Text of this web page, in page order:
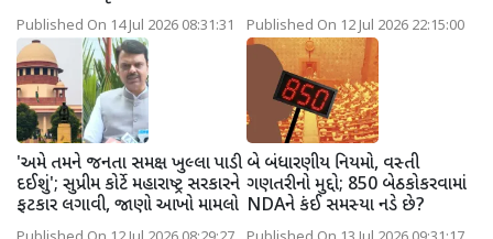
Published On 14 Jul 2026 08:31:31 Published On 12 Jul 2026 22:15:00
'અમે તમને જનતા સમક્ષ ખુલ્લા પાડી
દઈશું'; સુપ્રીમ કોર્ટે મહારાષ્ટ્ર સરકારને
ફટકાર લગાવી, જાણો આખો મામલો
બે બંધારણીય નિયમો, વસ્તી
ગણતરીનો મુદ્દો; 850 બેઠકોકરવામાં
NDAને કંઈ સમસ્યા નડે છે?